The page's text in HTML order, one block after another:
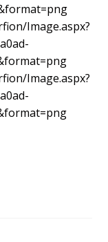
Image.aspx?
Image.aspx?